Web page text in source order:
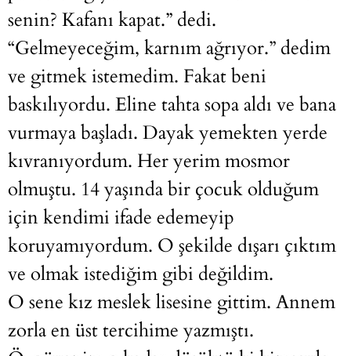
senin? Kafanı kapat.” dedi.
“Gelmeyeceğim, karnım ağrıyor.” dedim
ve gitmek istemedim. Fakat beni
baskılıyordu. Eline tahta sopa aldı ve bana
vurmaya başladı. Dayak yemekten yerde
kıvranıyordum. Her yerim mosmor
olmuştu. 14 yaşında bir çocuk olduğum
için kendimi ifade edemeyip
koruyamıyordum. O şekilde dışarı çıktım
ve olmak istediğim gibi değildim.
O sene kız meslek lisesine gittim. Annem
zorla en üst tercihime yazmıştı.